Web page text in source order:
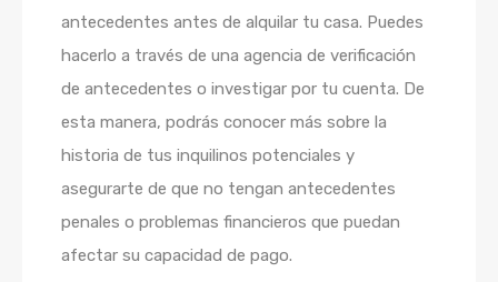
antecedentes antes de alquilar tu casa. Puedes
hacerlo a través de una agencia de verificación
de antecedentes o investigar por tu cuenta. De
esta manera, podrás conocer más sobre la
historia de tus inquilinos potenciales y
asegurarte de que no tengan antecedentes
penales o problemas financieros que puedan
afectar su capacidad de pago.